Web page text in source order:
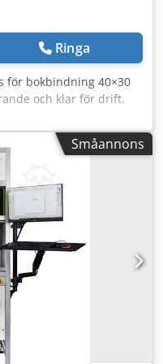
• 20 000 m²
med varor
urval 📦 VÅRT
fackverks-hyllor, hyllor
– vi levererar och
team! Inklusive
och montering. 🏭
FRÅN
(Schäfer
• Jungheinrich (Typ
• Wezsuisse
113, Schäfer RK 521,
KLT 4315, RL-KLT 6147,
3120, EF 6420 •
Ohra) • Stow,
SLP, Palflex,
VERKSAMHET:
Vid demonterings-
komplett paket: 1.
Ringa
för bokbindning 40×30
och klar för drift.
i Tyskland.
Småannons